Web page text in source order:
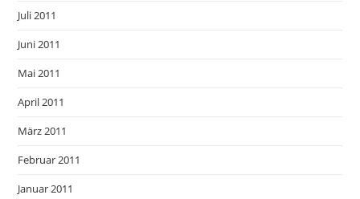
Juli 2011
Juni 2011
Mai 2011
April 2011
März 2011
Februar 2011
Januar 2011